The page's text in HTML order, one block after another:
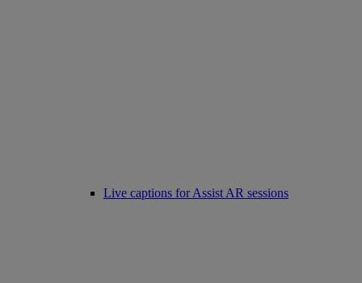
Live captions for Assist AR sessions